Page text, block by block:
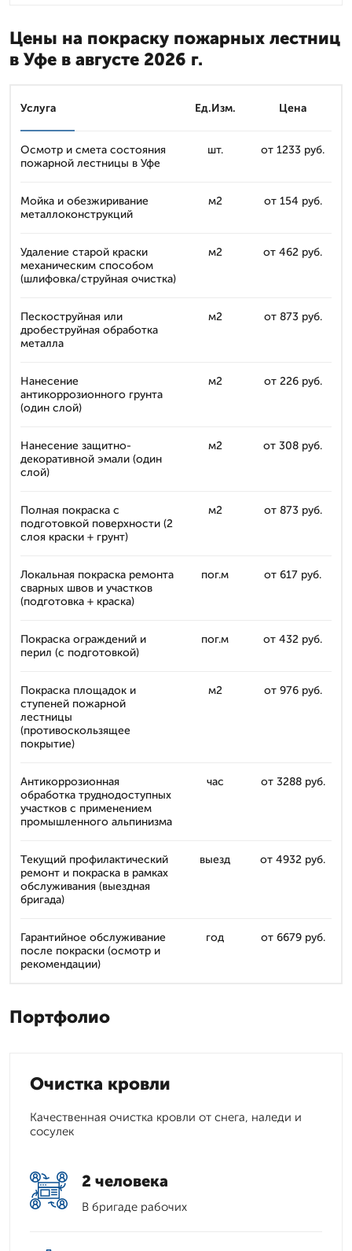
Цены на покраску пожарных лестниц
в Уфе в августе 2026 г.
Услуга Ед.Изм. Цена
Осмотр и смета состояния
пожарной лестницы в Уфе
шт. от 1233 руб.
Мойка и обезжиривание
металлоконструкций
м2 от 154 руб.
Удаление старой краски
механическим способом
(шлифовка/струйная очистка)
м2 от 462 руб.
Пескоструйная или
дробеструйная обработка
металла
м2 от 873 руб.
Нанесение
антикоррозионного грунта
(один слой)
м2 от 226 руб.
Нанесение защитно-
декоративной эмали (один
слой)
м2 от 308 руб.
Полная покраска с
подготовкой поверхности (2
слоя краски + грунт)
м2 от 873 руб.
Локальная покраска ремонта
сварных швов и участков
(подготовка + краска)
пог.м от 617 руб.
Покраска ограждений и
перил (с подготовкой)
пог.м от 432 руб.
Покраска площадок и
ступеней пожарной
лестницы
(противоскользящее
покрытие)
м2 от 976 руб.
Антикоррозионная
обработка труднодоступных
участков с применением
промышленного альпинизма
час от 3288 руб.
Текущий профилактический
ремонт и покраска в рамках
обслуживания (выездная
бригада)
выезд от 4932 руб.
Гарантийное обслуживание
после покраски (осмотр и
рекомендации)
год от 6679 руб.
Портфолио
Очистка кровли
Качественная очистка кровли от снега, наледи и
сосулек
2 человека
В бригаде рабочих